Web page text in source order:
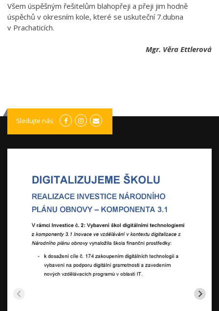
Všem úspěšným řešitelům blahopřeji a přeji jim hodně
úspěchů v okresním kole, které se uskuteční 7.dubna
v Prachaticích.
Mgr. Věra Ettlerová
Sledujte nás